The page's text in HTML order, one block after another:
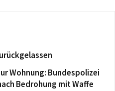
Wohnung: Bundespolizei
Bedrohung mit Waffe